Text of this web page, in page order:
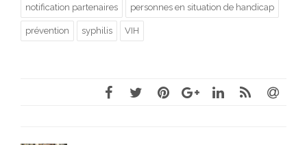
notification partenaires personnes en situation de handicap
prévention syphilis VIH